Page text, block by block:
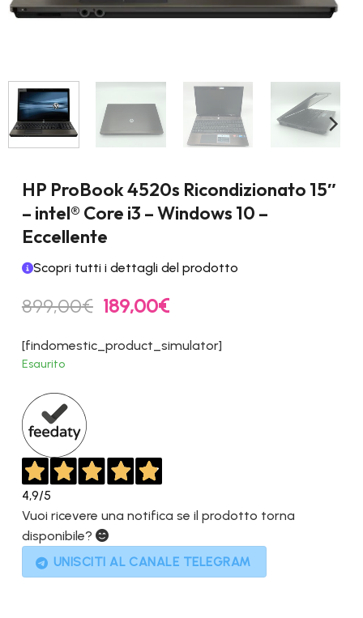
HP ProBook 4520s Ricondizionato 15″
– intel® Core i3 – Windows 10 –
Eccellente
Scopri tutti i dettagli del prodotto
899,00€ Il
prezzo
originale
era:
189,00€Il
attuale
è:
[findomestic_product_simulator]
Esaurito
4,9/5
Vuoi ricevere una notifica se il prodotto torna
disponibile?
UNISCITI AL CANALE TELEGRAM